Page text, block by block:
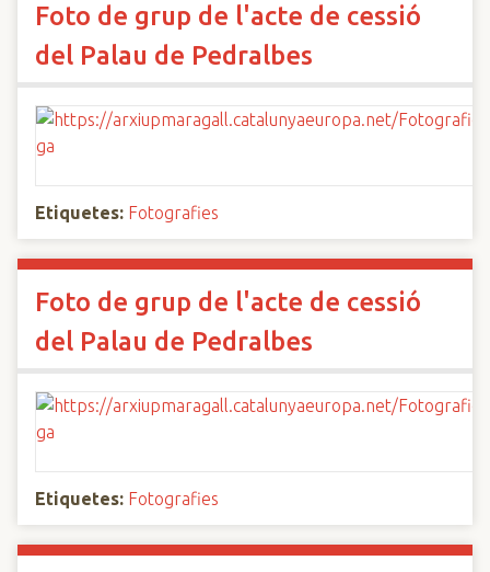
Foto de grup de l'acte de cessió
del Palau de Pedralbes
Etiquetes: Fotografies
Foto de grup de l'acte de cessió
del Palau de Pedralbes
Etiquetes: Fotografies